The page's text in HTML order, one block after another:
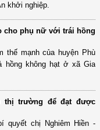
khởi nghiệp.
cho phụ nữ với trái hồng
thế mạnh của huyện Phù
hồng không hạt ở xã Gia
thị trường để đạt được
quyết chị Nghiêm Hiền -